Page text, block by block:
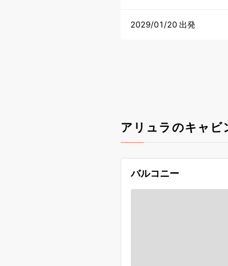
2029/01/20 出発
アリュラのキャビ
バルコニー